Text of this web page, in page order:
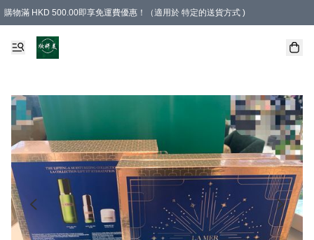
購物滿 HKD 500.00即享免運費優惠！（適用於 特定的送貨方式 )